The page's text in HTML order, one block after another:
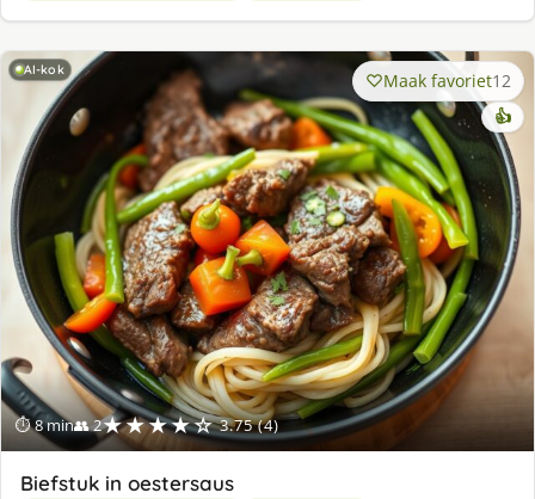
AI-kok
⏱ 8 min👥 2★★★★☆ 3.75 (4)
Maak favoriet12
👍
Biefstuk in oestersaus